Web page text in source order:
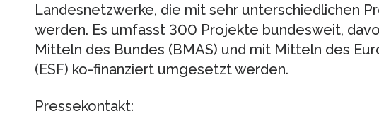
Landesnetzwerke, die mit sehr unterschiedlichen
werden. Es umfasst 300 Projekte bundesweit,
Mitteln des Bundes (BMAS) und mit Mitteln des
(ESF) ko-finanziert umgesetzt werden.
Pressekontakt: